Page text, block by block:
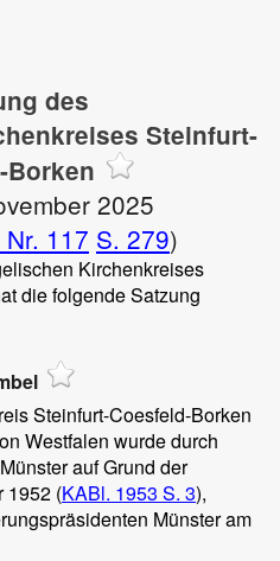
des
Steinfurt-
Borken
2025
117 S. 279)
Kirchenkreises
die folgende Satzung
Steinfurt-Coesfeld-Borken
Westfalen wurde durch
auf Grund der
1952 (KABl. 1953 S. 3),
Münster am